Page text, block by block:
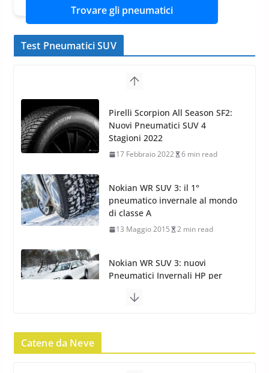
Trovare gli pneumatici
Test Pneumatici SUV
Nokian WR SUV 3: il 1°
pneumatico invernale al mondo
di classe A
13 Maggio 2015 2 min read
Nokian WR SUV 3: nuovi
Pneumatici Invernali HP per
condizioni invernali difficili
23 Aprile 2013 9 min read
Yokohama Geolandar G073: nuovi
22 Novembre 2012
Pirelli Scorpion Winter 2: Nuovi
Catene da Neve